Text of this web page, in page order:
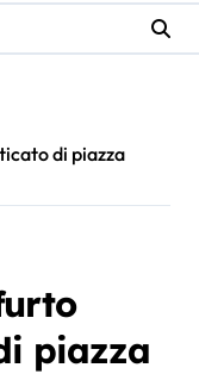
di piazza
piazza